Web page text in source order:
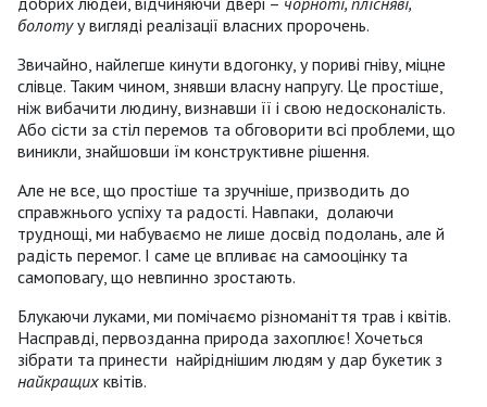
болотуу вигляді реалізації власних пророчень.
Звичайно, найлегше кинути вдогонку, у пориві гніву, міцне
слівце. Таким чином, знявши власну напругу. Це простіше,
ніж вибачити людину, визнавши її і свою недосконалість.
Або сісти за стіл перемов та обговорити всі проблеми, що
виникли, знайшовши їм конструктивне рішення.
Але не все, що простіше та зручніше, призводить до
справжнього успіху та радості. Навпаки, долаючи
труднощі, ми набуваємо не лише досвід подолань, але й
радість перемог. І саме це впливає на самооцінку та
самоповагу, що невпинно зростають.
Блукаючи луками, ми помічаємо різноманіття трав і квітів.
Насправді, первозданна природа захоплює! Хочеться
зібрати та принести найріднішим людям у дар букетик з
найкращих квітів.